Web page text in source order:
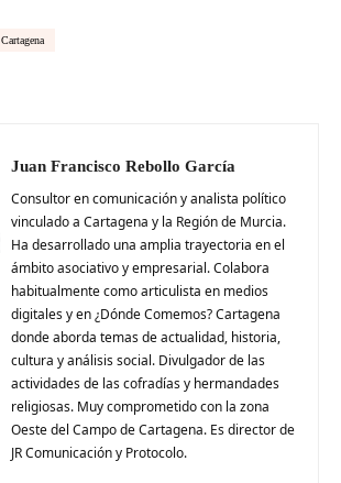
Cartagena
Juan Francisco Rebollo García
Consultor en comunicación y analista político
vinculado a Cartagena y la Región de Murcia.
Ha desarrollado una amplia trayectoria en el
ámbito asociativo y empresarial. Colabora
habitualmente como articulista en medios
digitales y en ¿Dónde Comemos? Cartagena
donde aborda temas de actualidad, historia,
cultura y análisis social. Divulgador de las
actividades de las cofradías y hermandades
religiosas. Muy comprometido con la zona
Oeste del Campo de Cartagena. Es director de
JR Comunicación y Protocolo.